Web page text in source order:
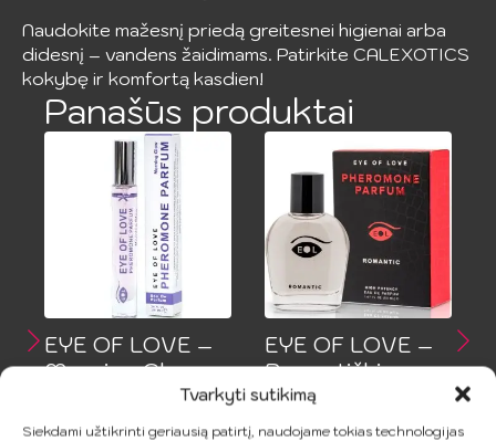
Tvarkyti sutikimą
Siekdami užtikrinti geriausią patirtį, naudojame tokias technologijas
Naudokite mažesnį priedą greitesnei higienai arba
didesnį – vandens žaidimams. Patirkite CALEXOTICS
kokybę ir komfortą kasdien!
Panašūs produktai
EYE OF LOVE –
Morning Glow
Perfume
EYE OF LOVE –
Romantiški
Feromoniniai
Kvepalai 50 ml